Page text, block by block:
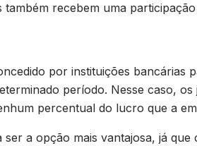
também recebem uma
por instituições bancárias
período. Nesse caso,
percentual do lucro que a
a opção mais vantajosa, já